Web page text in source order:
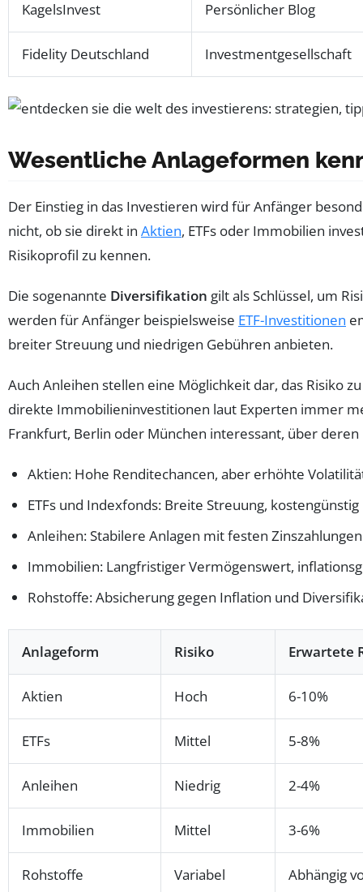
KagelsInvest Persönlicher Blog
Fidelity Deutschland Investmentgesellschaft
Wesentliche Anlageformen
Der Einstieg in das Investieren wird für Anfänger
nicht, ob sie direkt in Aktien, ETFs oder Immobilien
Risikoprofil zu kennen.
Die sogenannte Diversifikation gilt als Schlüssel, um
werden für Anfänger beispielsweise ETF-Investitionen
breiter Streuung und niedrigen Gebühren anbieten.
Auch Anleihen stellen eine Möglichkeit dar, das Risiko
direkte Immobilieninvestitionen laut Experten immer
Frankfurt, Berlin oder München interessant, über
Aktien: Hohe Renditechancen, aber erhöhte
ETFs und Indexfonds: Breite Streuung, kostengünstig
Anleihen: Stabilere Anlagen mit festen Zinszahlungen
Immobilien: Langfristiger Vermögenswert,
Rohstoffe: Absicherung gegen Inflation und
Anlageform Risiko Erwartete
Aktien Hoch 6-10%
ETFs Mittel 5-8%
Anleihen Niedrig 2-4%
Immobilien Mittel 3-6%
Rohstoffe Variabel Abhängig